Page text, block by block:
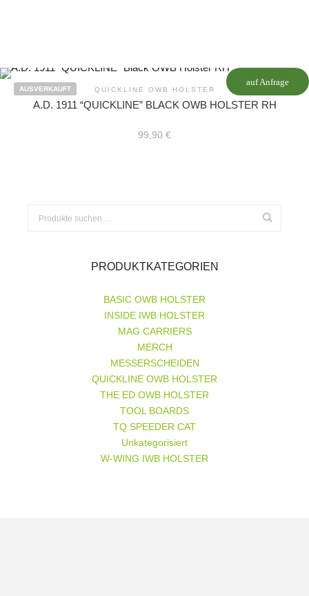
auf Anfrage
AUSVERKAUFT QUICKLINE OWB HOLSTER
A.D. 1911 “QUICKLINE” BLACK OWB HOLSTER RH
99,90 €
PRODUKTKATEGORIEN
BASIC OWB HOLSTER
INSIDE IWB HOLSTER
MAG CARRIERS
MERCH
MESSERSCHEIDEN
QUICKLINE OWB HOLSTER
THE ED OWB HOLSTER
TOOL BOARDS
TQ SPEEDER CAT
Unkategorisiert
W-WING IWB HOLSTER